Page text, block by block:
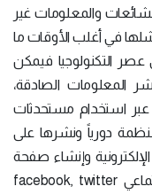
والمعلومات غير
في أغلب الأوقات ما
التكنولوجيا فيمكن
المعلومات الصادقة،
استخدام مستحدثات
دورياً ونشرها على
وإنشاء صفحة
خاصة للمنظمة على مواقع التواصل الاجتماعي facebook, twitter